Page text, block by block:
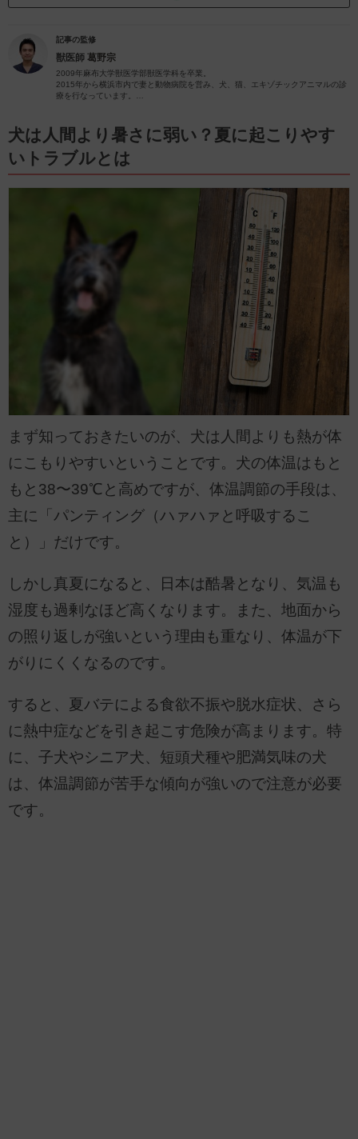
記事の監修
獣医師 葛野宗
2009年麻布大学獣医学部獣医学科を卒業。
2015年から横浜市内で妻と動物病院を営み、犬、猫、エキゾチックアニマルの診
療を行なっています。
内科(循環器、内分泌など)、歯科、産科に力を入れています。
犬は人間より暑さに弱い？夏に起こりやす
いトラブルとは
まず知っておきたいのが、犬は人間よりも熱が体
にこもりやすいということです。犬の体温はもと
もと38〜39℃と高めですが、体温調節の手段は、
主に「パンティング（ハァハァと呼吸するこ
と）」だけです。
しかし真夏になると、日本は酷暑となり、気温も
湿度も過剰なほど高くなります。また、地面から
の照り返しが強いという理由も重なり、体温が下
がりにくくなるのです。
すると、夏バテによる食欲不振や脱水症状、さら
に熱中症などを引き起こす危険が高まります。特
に、子犬やシニア犬、短頭犬種や肥満気味の犬
は、体温調節が苦手な傾向が強いので注意が必要
です。